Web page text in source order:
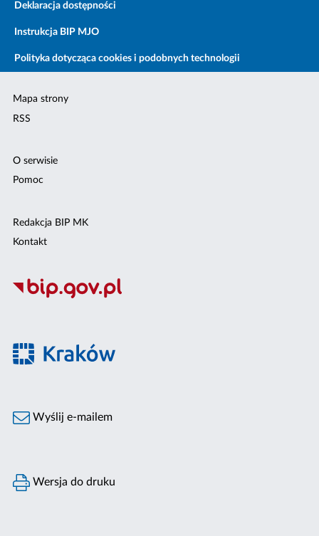
Deklaracja dostępności
Instrukcja BIP MJO
Polityka dotycząca cookies i podobnych technologii
Mapa strony
RSS
O serwisie
Pomoc
Redakcja BIP MK
Kontakt
Wyślij e-mailem
Wersja do druku